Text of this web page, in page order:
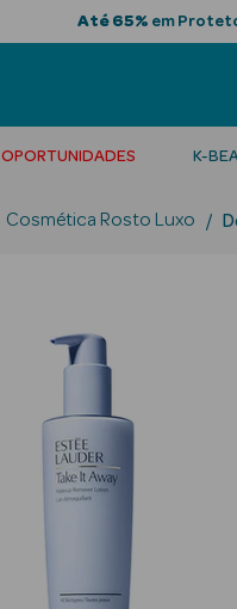
Até 65% em
OPORTUNIDADES K-
Cosmética Rosto Luxo